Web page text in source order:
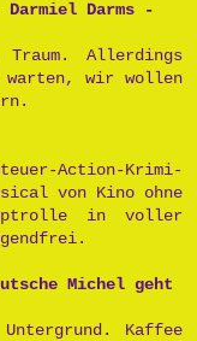
Darms -
Allerdings
wir wollen
Action-Krimi-
von Kino ohne
in voller
Michel geht
Kaffee